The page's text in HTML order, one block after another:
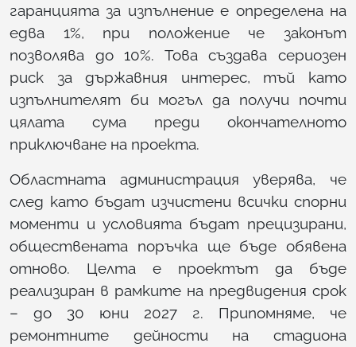
гаранцията за изпълнение е определена на
едва 1%, при положение че законът
позволява до 10%. Това създава сериозен
риск за държавния интерес, тъй като
изпълнителят би могъл да получи почти
цялата сума преди окончателното
приключване на проекта.
Областната администрация уверява, че
след като бъдат изчистени всички спорни
моменти и условията бъдат прецизирани,
обществената поръчка ще бъде обявена
отново. Целта е проектът да бъде
реализиран в рамките на предвидения срок
– до 30 юни 2027 г. Припомняме, че
ремонтните дейности на стадиона